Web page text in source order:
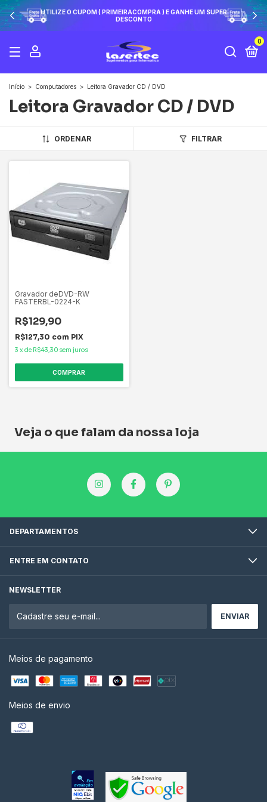
UTILIZE O CUPOM ( PRIMEIRACOMPRA ) E GANHE UM SUPER
DESCONTO
0
Início > Computadores > Leitora Gravador CD / DVD
Leitora Gravador CD / DVD
ORDENAR FILTRAR
Gravador deDVD-RW
FASTERBL-0224-K
R$129,90
R$127,30 com PIX
3 x de R$43,30 sem juros
Veja o que falam da nossa loja
DEPARTAMENTOS
ENTRE EM CONTATO
NEWSLETTER
Meios de pagamento
Meios de envio